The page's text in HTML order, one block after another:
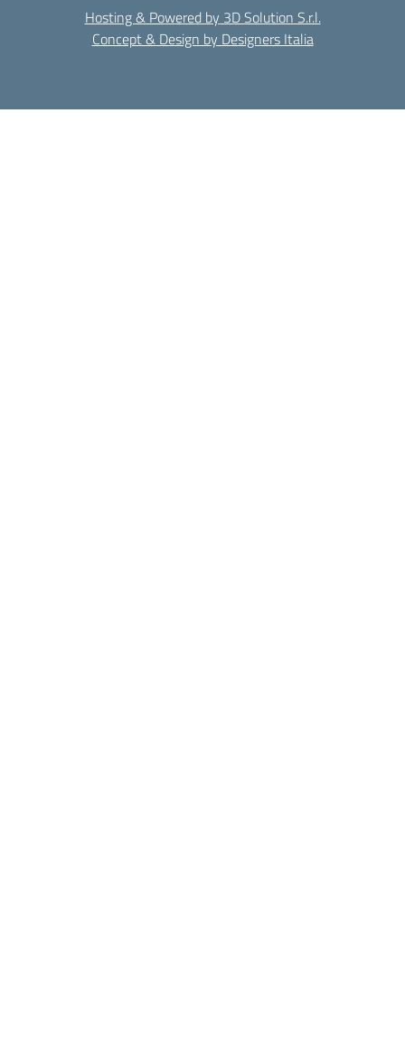
Hosting & Powered by 3D Solution S.r.l.
Concept & Design by Designers Italia